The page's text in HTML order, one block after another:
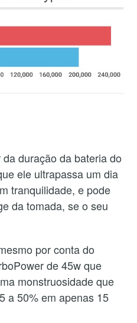
duração da bateria do
ele ultrapassa um dia
tranquilidade, e pode
da tomada, se o seu
por conta do
de 45w que
monstruosidade que
a 50% em apenas 15